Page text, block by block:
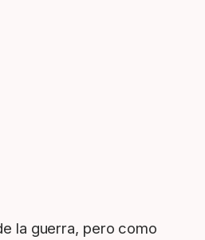
la guerra, pero como